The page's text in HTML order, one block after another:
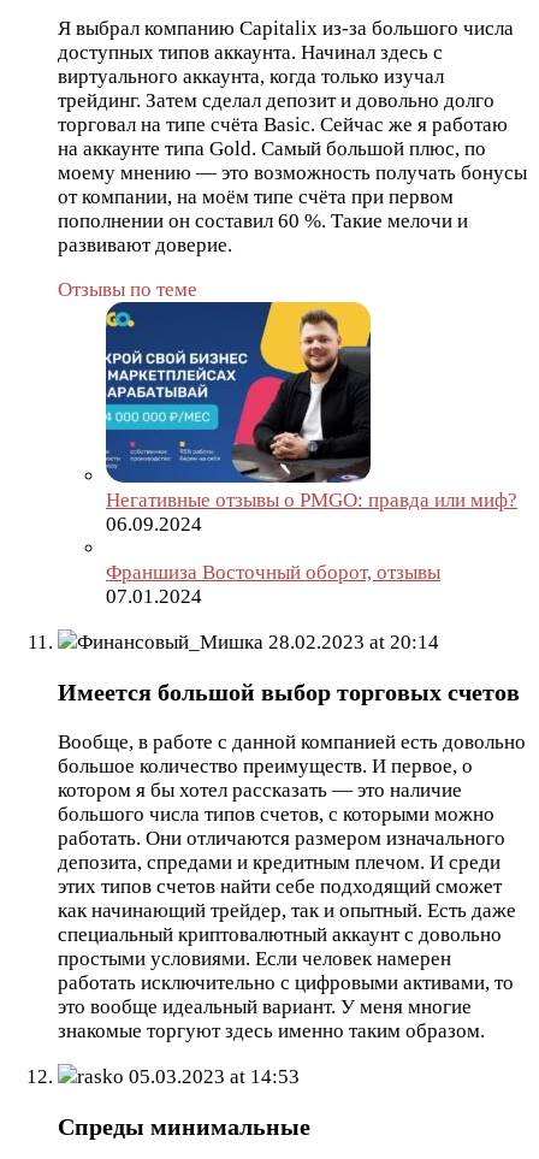
Я выбрал компанию Capitalix из-за большого числа
доступных типов аккаунта. Начинал здесь с
виртуального аккаунта, когда только изучал
трейдинг. Затем сделал депозит и довольно долго
торговал на типе счёта Basic. Сейчас же я работаю
на аккаунте типа Gold. Самый большой плюс, по
моему мнению — это возможность получать бонусы
от компании, на моём типе счёта при первом
пополнении он составил 60 %. Такие мелочи и
развивают доверие.
Отзывы по теме
Негативные отзывы о PMGO: правда или миф?
06.09.2024
Франшиза Восточный оборот, отзывы
07.01.2024
Финансовый_Мишка 28.02.2023 at 20:14
Имеется большой выбор торговых счетов
Вообще, в работе с данной компанией есть довольно
большое количество преимуществ. И первое, о
котором я бы хотел рассказать — это наличие
большого числа типов счетов, с которыми можно
работать. Они отличаются размером изначального
депозита, спредами и кредитным плечом. И среди
этих типов счетов найти себе подходящий сможет
как начинающий трейдер, так и опытный. Есть даже
специальный криптовалютный аккаунт с довольно
простыми условиями. Если человек намерен
работать исключительно с цифровыми активами, то
это вообще идеальный вариант. У меня многие
знакомые торгуют здесь именно таким образом.
rasko 05.03.2023 at 14:53
Спреды минимальные